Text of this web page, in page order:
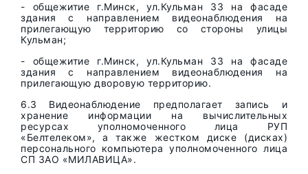
- общежитие г.Минск, ул.Кульман 33 на фасаде
здания с направлением видеонаблюдения на
прилегающую территорию со стороны улицы
Кульман;
- общежитие г.Минск, ул.Кульман 33 на фасаде
здания с направлением видеонаблюдения на
прилегающую дворовую территорию.
6.3 Видеонаблюдение предполагает запись и
хранение информации на вычислительных
ресурсах уполномоченного лица РУП
«Белтелеком», а также жестком диске (дисках)
персонального компьютера уполномоченного лица
СП ЗАО «МИЛАВИЦА».